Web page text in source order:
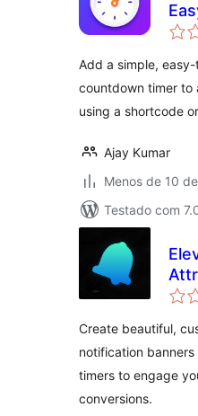
Add a simple,
countdown timer to
using a shortcode
Ajay Kumar
Menos de 10
Testado com
Create beautiful,
notification
timers to engage
conversions.